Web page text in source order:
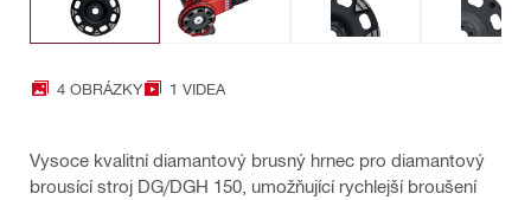
4 OBRÁZKY 1 VIDEA
Vysoce kvalitní diamantový brusný hrnec pro diamantový
brousící stroj DG/DGH 150, umožňující rychlejší broušení